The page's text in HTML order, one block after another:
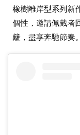
橡樹離岸型系列新
個性，邀請佩戴者
籬，盡享奔馳節奏。